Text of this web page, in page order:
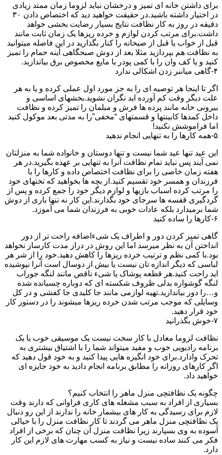
برای داشتن خانه ای تمیز و درخشان نباید لزوما زمان ممتد زیادی
در اختیار داشته باشید.در حقیقت خواهید دید که اختصاص دادن ۳۰
دقیقه در روز به کار نظافت نتایج بسیار رضایت بخشی خواهد
داشت.برای مرتب کردن لوازم و خرده ریزها یک زمان ثابت مانند
قبل از خواب یا قبل از صبحانه را کنار بگذارید در این فاصله میتوانید
به نظافت هم بپردازید مثلا بعد از دوش صبحگاهی آینه حمام را تمیز
کنید و یا کف وان را با کمی پودر یا مایع مخصوص برق بیاندازید.
۴-گاهی میانبر زدن اشکالی ندارد
اگر تا اینجا هر توصیه ای را به جز مورد اول عملی کرده و یا به هر
علت دیگر وقت کم آورده اید نگران نشوید.بخشهای اساسی و
بیرونی خانه مانند پرده ها فرش و مبلمان را تمیز کرده و نظافت
داخل کمدها کابینتها و قسمتهای “مخفی”را به مدتی بعد موکول کنید
اما فراموشش نکنید!
۵-همه کارها را به تنهایی انجام ندهید
این عید تنها عید شما نیست و تنها دوستان و خانواده شما به منزلتان
نمی آیند پس نباید تمام نظافت آنرا به تنهایی بر عهده بگیرید.در هر
هفته زمان خاصی را برای نظافت اختصاص داده و کارها را با
فرزندان و همسر خود تقسیم کنید.از بچه ها بخواهید که تختهای خود
را مرتب کرده اسباب بازیها و لوازم دیگر خود را جمع کرده و پس از
گردگیری قفسه ها سرجای خود بگذارند.این کار نه تنها باری از دوش
شما برمیدارد بلکه عادات خوبی به فرزندان شما می آموزد.
۶-کارها را ساده کنید
گاهی تمیز کردن دور و اطراف یک شیءاضافه راحت تر از دور
انداختن آن به نظر میرسد اما این روش در دراز مدت کارساز نخواهد
بود.با کمی نظم و ترتیب خرده ریزها را کاهش دهید.خود را از شر هر
لباسی که دیگر اندازه تان نیست یا بیش از دوسال است آنرا نپوشیده
اید راحت کنید.هر قطعه پوشاک یا شیء ناقص مانند لنگه جوراب
لنگه گوشواره بدلی ظروف شکسته ای که دوباره چسبانده شده
و…را دور بیاندازید.تهیه لوازمی مانند جا کلیدی جا کفشی و در کل
وسایلی که موجب مرتب شدن خرده ریزها میشوند را در دستور کار
خود قرار دهید.
۷-خوش بگذرانید
نظافت لزوما معادل با کار سخت نیست یک موسیقی خوب یا یک
برنامه رادیویی خوب و مفید میتواند شما را با اشتیاق بیشتری به
تحرک وادارد.برای خود انگیزه هایی پیدا کنید و به خود قول دهید که
اگر کارهای روزانه را مطابق برنامه انجام دادید به خود جایزه ای
خواهید داد.
چگونه یک نظافتچی منزل ماهر را انتخاب کنیم؟
بسیاری از افراد به سبب مشغله های کاری فراوانی که دارند وقت
لازم برای رسیدگی به کار های بیشمار خانه را ندارند از این رو دنبال
یک نظافتچی منزل ماهر می گردند تا کار نظافت منزل را با خیالی
آسوده به وی بسپارند زیرا نظافت منزل آن چنان که برخی از افراد
فکر می کنند ساده نیست و نیاز به کسب مهارت های لازم این کار
دارد.